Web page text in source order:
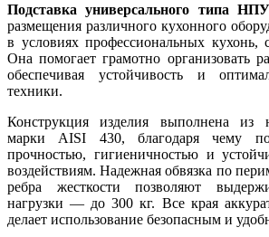
Подставка универсального типа НПУ
размещения различного кухонного
в условиях профессиональных кухонь,
Она помогает грамотно организовать
обеспечивая устойчивость и
техники.
Конструкция изделия выполнена из
марки AISI 430, благодаря чему
прочностью, гигиеничностью и
воздействиям. Надежная обвязка по
ребра жесткости позволяют
нагрузки — до 300 кг. Все края
делает использование безопасным и